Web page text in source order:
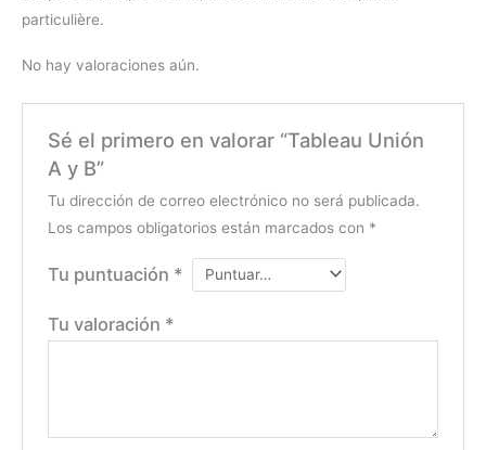
particulière.
No hay valoraciones aún.
Sé el primero en valorar “Tableau Unión
A y B”
Tu dirección de correo electrónico no será publicada.
Los campos obligatorios están marcados con *
Tu puntuación *
Tu valoración *